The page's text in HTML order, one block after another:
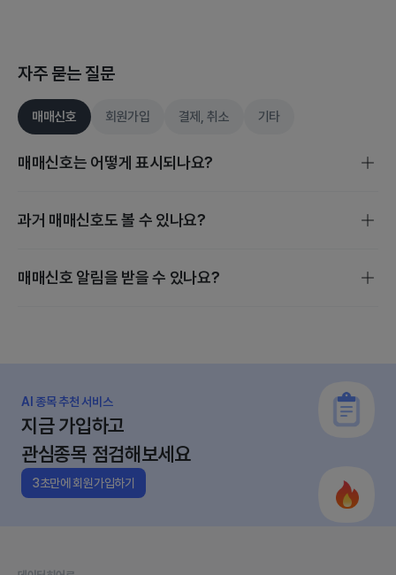
자주 묻는 질문
매매신호 회원가입 결제, 취소 기타
매매신호는 어떻게 표시되나요?
매매신호는 스마트 스코어, 밸류에이션, 수급 분석을 기준으로
과거 매매신호도 볼 수 있나요?
개별 종목 매매신호는 종목검색 후 [지금 살까?] 에서 확인할
매매신호 알림을 받을 수 있나요?
AI 종목 추천 서비스
지금 가입하고
관심종목 점검해보세요
3초만에 회원가입하기